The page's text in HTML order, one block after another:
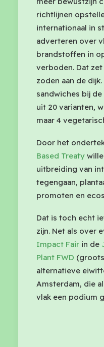
richtlijnen
internationaal in
adverteren over
brandstoffen in
verboden. Dat
zoden aan de
sandwiches bij de
uit 20 varianten,
maar 4
Door het
Based Treaty
uitbreiding van
tegengaan,
promoten en
Dat is toch echt
zijn. Net als over
Impact Fair in de
Plant FWD
alternatieve
Amsterdam, die
vlak een podium